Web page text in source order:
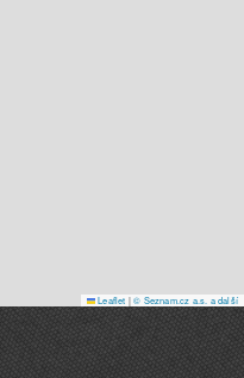
Leaflet | © Seznam.cz a.s. a další